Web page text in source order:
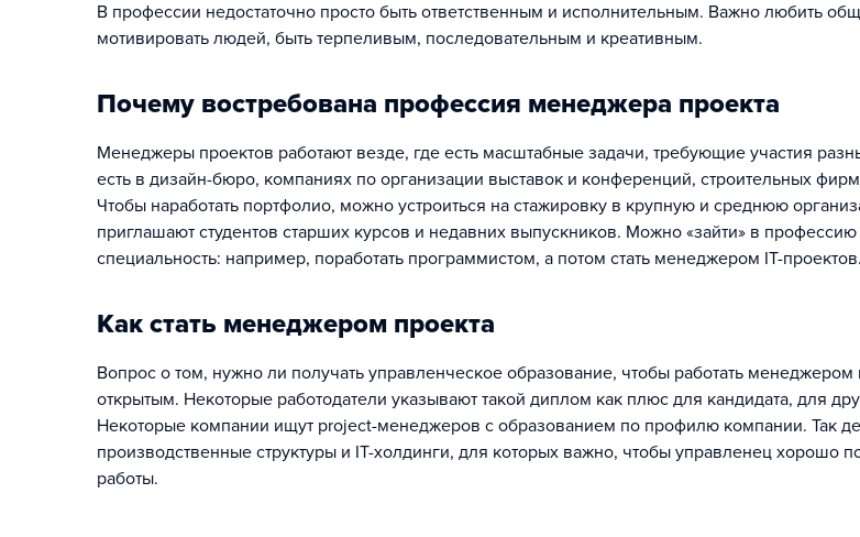
В профессии недостаточно просто быть ответственным и исполнительным. Важно любить
мотивировать людей, быть терпеливым, последовательным и креативным.
Почему востребована профессия менеджера проекта
Менеджеры проектов работают везде, где есть масштабные задачи, требующие участия
есть в дизайн-бюро, компаниях по организации выставок и конференций, строительных
Чтобы наработать портфолио, можно устроиться на стажировку в крупную и среднюю
приглашают студентов старших курсов и недавних выпускников. Можно «зайти» в
специальность: например, поработать программистом, а потом стать менеджером IT-проектов.
Как стать менеджером проекта
Вопрос о том, нужно ли получать управленческое образование, чтобы работать менеджером
открытым. Некоторые работодатели указывают такой диплом как плюс для кандидата, для
Некоторые компании ищут project-менеджеров с образованием по профилю компании. Так
производственные структуры и IT-холдинги, для которых важно, чтобы управленец хорошо
работы.